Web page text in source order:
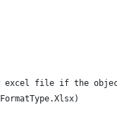
file if the